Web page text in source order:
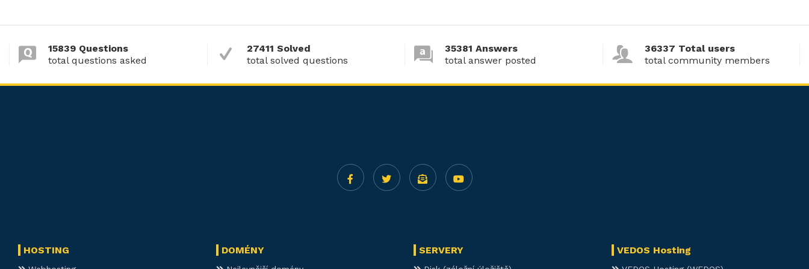
15839 Questions
total questions asked
27411 Solved
total solved questions
35381 Answers
total answer posted
36337 Total users
total community members
HOSTING DOMÉNY SERVERY VEDOS Hosting